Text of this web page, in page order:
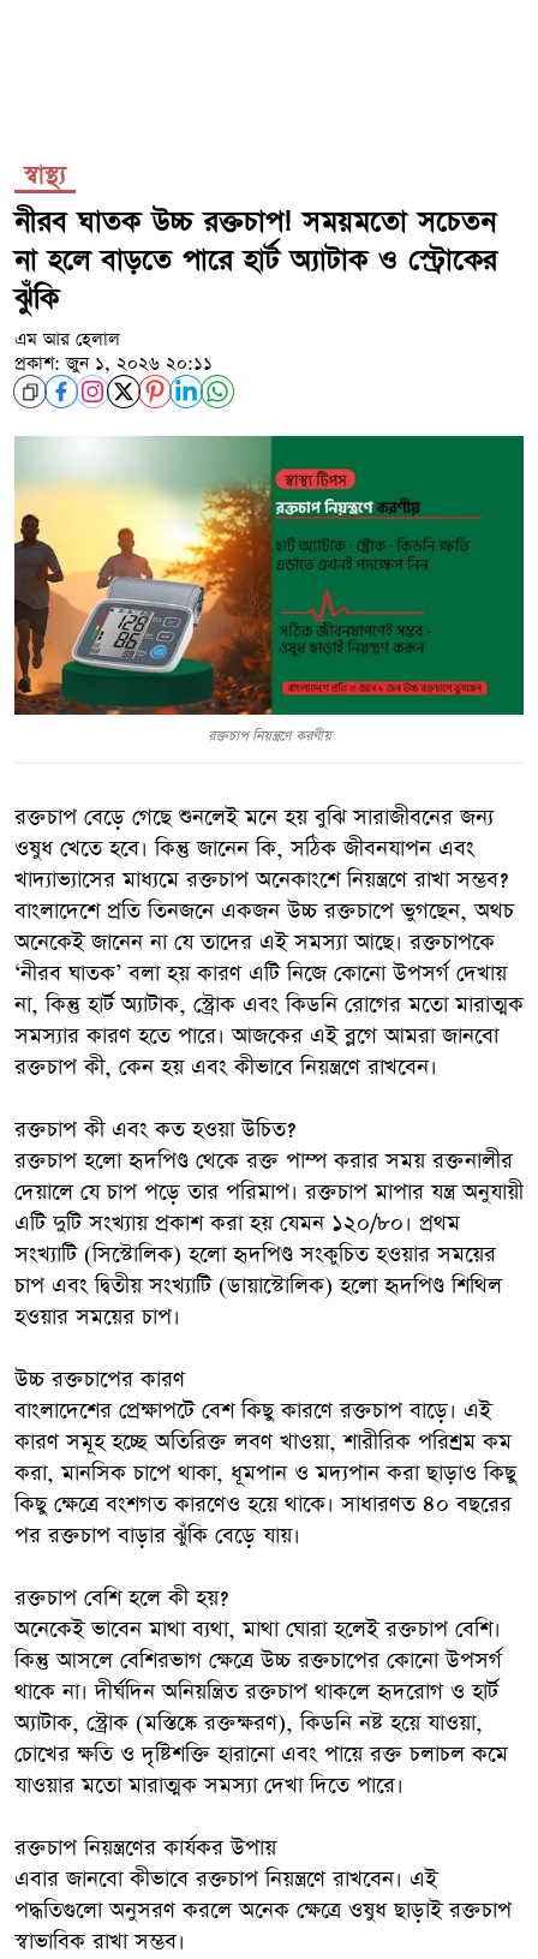
স্বাস্থ্য
নীরব ঘাতক উচ্চ রক্তচাপ! সময়মতো সচেতন
না হলে বাড়তে পারে হার্ট অ্যাটাক ও স্ট্রোকের
ঝুঁকি
এম আর হেলাল
প্রকাশ: জুন ১, ২০২৬ ২০:১১
রক্তচাপ নিয়ন্ত্রণে করণীয়
রক্তচাপ বেড়ে গেছে শুনলেই মনে হয় বুঝি সারাজীবনের জন্য
ওষুধ খেতে হবে। কিন্তু জানেন কি, সঠিক জীবনযাপন এবং
খাদ্যাভ্যাসের মাধ্যমে রক্তচাপ অনেকাংশে নিয়ন্ত্রণে রাখা সম্ভব?
বাংলাদেশে প্রতি তিনজনে একজন উচ্চ রক্তচাপে ভুগছেন, অথচ
অনেকেই জানেন না যে তাদের এই সমস্যা আছে। রক্তচাপকে
‘নীরব ঘাতক’ বলা হয় কারণ এটি নিজে কোনো উপসর্গ দেখায়
না, কিন্তু হার্ট অ্যাটাক, স্ট্রোক এবং কিডনি রোগের মতো মারাত্মক
সমস্যার কারণ হতে পারে। আজকের এই ব্লগে আমরা জানবো
রক্তচাপ কী, কেন হয় এবং কীভাবে নিয়ন্ত্রণে রাখবেন।
রক্তচাপ কী এবং কত হওয়া উচিত?
রক্তচাপ হলো হৃদপিণ্ড থেকে রক্ত পাম্প করার সময় রক্তনালীর
দেয়ালে যে চাপ পড়ে তার পরিমাপ। রক্তচাপ মাপার যন্ত্র অনুযায়ী
এটি দুটি সংখ্যায় প্রকাশ করা হয় যেমন ১২০/৮০। প্রথম
সংখ্যাটি (সিস্টোলিক) হলো হৃদপিণ্ড সংকুচিত হওয়ার সময়ের
চাপ এবং দ্বিতীয় সংখ্যাটি (ডায়াস্টোলিক) হলো হৃদপিণ্ড শিথিল
হওয়ার সময়ের চাপ।
উচ্চ রক্তচাপের কারণ
বাংলাদেশের প্রেক্ষাপটে বেশ কিছু কারণে রক্তচাপ বাড়ে। এই
কারণ সমূহ হচ্ছে অতিরিক্ত লবণ খাওয়া, শারীরিক পরিশ্রম কম
করা, মানসিক চাপে থাকা, ধূমপান ও মদ্যপান করা ছাড়াও কিছু
কিছু ক্ষেত্রে বংশগত কারণেও হয়ে থাকে। সাধারণত ৪০ বছরের
পর রক্তচাপ বাড়ার ঝুঁকি বেড়ে যায়।
রক্তচাপ বেশি হলে কী হয়?
অনেকেই ভাবেন মাথা ব্যথা, মাথা ঘোরা হলেই রক্তচাপ বেশি।
কিন্তু আসলে বেশিরভাগ ক্ষেত্রে উচ্চ রক্তচাপের কোনো উপসর্গ
থাকে না। দীর্ঘদিন অনিয়ন্ত্রিত রক্তচাপ থাকলে হৃদরোগ ও হার্ট
অ্যাটাক, স্ট্রোক (মস্তিষ্কে রক্তক্ষরণ), কিডনি নষ্ট হয়ে যাওয়া,
চোখের ক্ষতি ও দৃষ্টিশক্তি হারানো এবং পায়ে রক্ত চলাচল কমে
যাওয়ার মতো মারাত্মক সমস্যা দেখা দিতে পারে।
রক্তচাপ নিয়ন্ত্রণের কার্যকর উপায়
এবার জানবো কীভাবে রক্তচাপ নিয়ন্ত্রণে রাখবেন। এই
পদ্ধতিগুলো অনুসরণ করলে অনেক ক্ষেত্রে ওষুধ ছাড়াই রক্তচাপ
স্বাভাবিক রাখা সম্ভব।